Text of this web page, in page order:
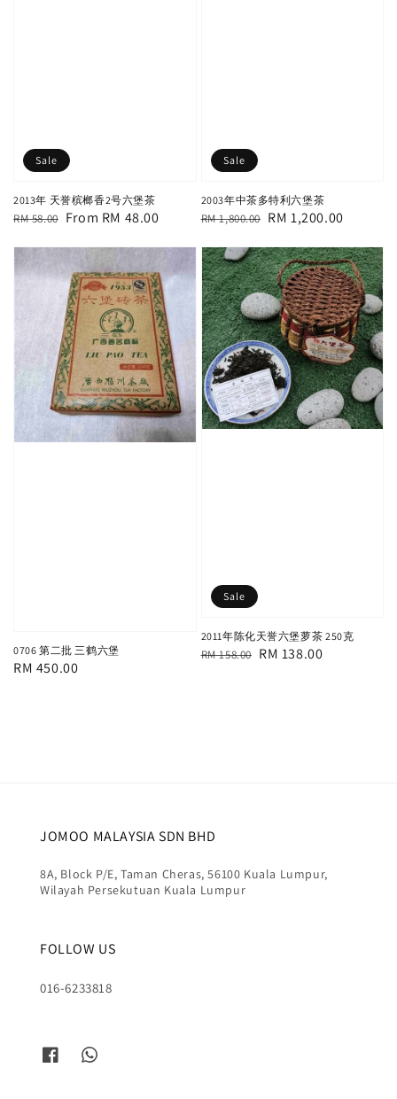
Sale
2013年 天誉槟榔香2号六堡茶
Regular
RM 58.00 Sale
From RM 48.00
Sale
2003年中茶多特利六堡茶
Regular
RM 1,800.00 Sale
RM 1,200.00
0706 第二批 三鹤六堡
Regular
RM 450.00
Sale
2011年陈化天誉六堡萝茶 250克
Regular
RM 158.00 Sale
RM 138.00
JOMOO MALAYSIA SDN BHD
8A, Block P/E, Taman Cheras, 56100 Kuala Lumpur,
Wilayah Persekutuan Kuala Lumpur
FOLLOW US
016-6233818